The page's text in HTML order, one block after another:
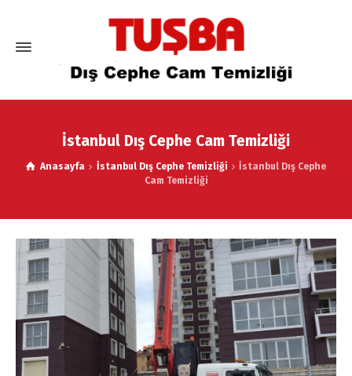
İstanbul Dış Cephe Cam Temizliği
Anasayfa İstanbul Dış Cephe Temizliği
İstanbul Dış Cephe
Cam Temizliği